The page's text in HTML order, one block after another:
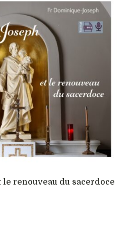
le renouveau du sacerdoce